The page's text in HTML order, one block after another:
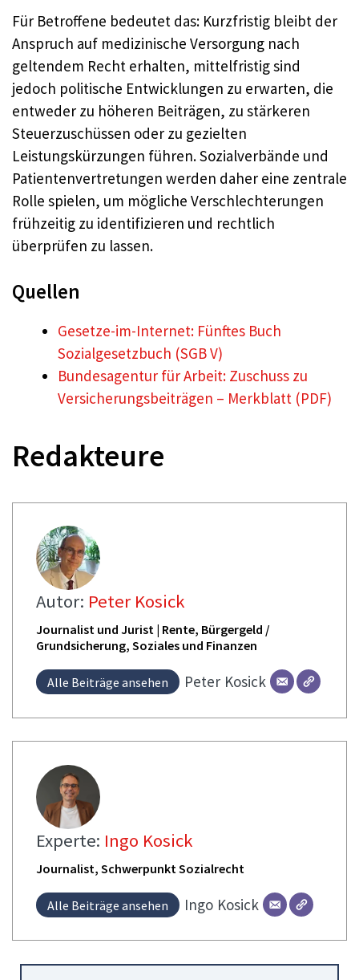
Für Betroffene bedeutet das: Kurzfristig bleibt der
Anspruch auf medizinische Versorgung nach
geltendem Recht erhalten, mittelfristig sind
jedoch politische Entwicklungen zu erwarten, die
entweder zu höheren Beiträgen, zu stärkeren
Steuerzuschüssen oder zu gezielten
Leistungskürzungen führen. Sozialverbände und
Patientenvertretungen werden daher eine zentrale
Rolle spielen, um mögliche Verschlechterungen
frühzeitig zu identifizieren und rechtlich
überprüfen zu lassen.
Quellen
Gesetze-im-Internet: Fünftes Buch
Sozialgesetzbuch (SGB V)
Bundesagentur für Arbeit: Zuschuss zu
Versicherungsbeiträgen – Merkblatt (PDF)
Redakteure
Autor: Peter Kosick
Journalist und Jurist | Rente, Bürgergeld /
Grundsicherung, Soziales und Finanzen
Alle Beiträge ansehen Peter Kosick
Experte: Ingo Kosick
Journalist, Schwerpunkt Sozialrecht
Alle Beiträge ansehen Ingo Kosick